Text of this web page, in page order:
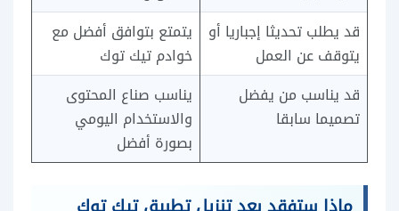
قد يطلب تحديثا إجباريا أو
يتوقف عن العمل
يتمتع بتوافق أفضل مع
خوادم تيك توك
قد يناسب من يفضل
تصميما سابقا
يناسب صناع المحتوى
والاستخدام اليومي
بصورة أفضل